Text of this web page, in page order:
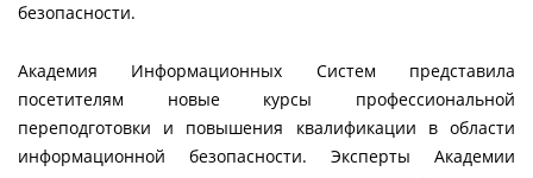
безопасности.
Академия Информационных Систем представила
посетителям новые курсы профессиональной
переподготовки и повышения квалификации в области
информационной безопасности. Эксперты Академии